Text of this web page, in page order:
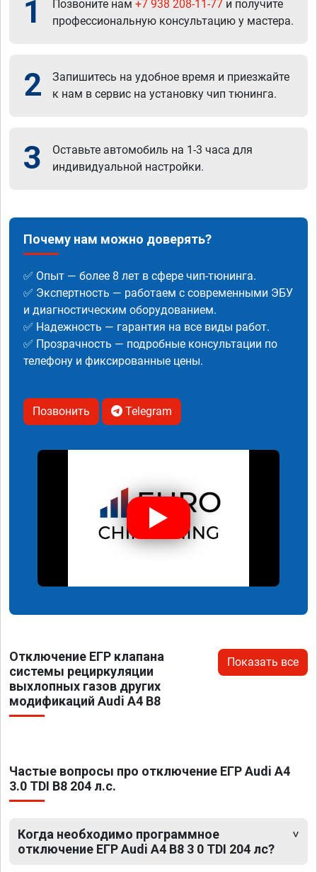
1 Позвоните нам +7 938 208-11-77 и получите
профессиональную консультацию у мастера.
2
Запишитесь на удобное время и приезжайте
к нам в сервис на установку чип тюнинга.
3
Оставьте автомобиль на 1-3 часа для
индивидуальной настройки.
Почему нам можно доверять?
✅ Опыт — более 8 лет в сфере чип-тюнинга.
✅ Экспертность — работаем с современными ЭБУ
и диагностическим оборудованием.
✅ Надежность — гарантия на все виды работ.
✅ Прозрачность — подробные консультации по
телефону и фиксированные цены.
Позвонить Telegram
Отключение ЕГР клапана
системы рециркуляции
выхлопных газов других
модификаций Audi A4 B8
Показать все
Частые вопросы про отключение ЕГР Audi A4
3.0 TDI B8 204 л.с.
Когда необходимо программное
отключение ЕГР Audi A4 B8 3 0 TDI 204 лс?